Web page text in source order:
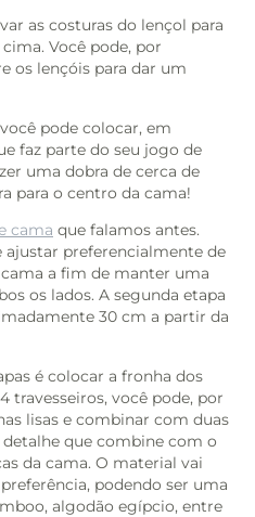
as costuras do lençol para
Você pode, por
os lençóis para dar um
pode colocar, em
faz parte do seu jogo de
uma dobra de cerca de
para o centro da cama!
cama que falamos antes.
ajustar preferencialmente de
a fim de manter uma
os lados. A segunda etapa
30 cm a partir da
é colocar a fronha dos
travesseiros, você pode, por
lisas e combinar com duas
que combine com o
da cama. O material vai
podendo ser uma
algodão egípcio, entre